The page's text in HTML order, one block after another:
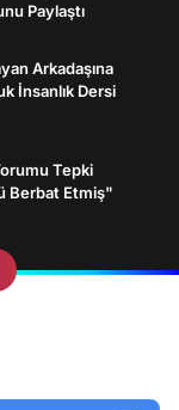
Paylaştı
Arkadaşına
İnsanlık Dersi
Tepki
Berbat Etmiş"